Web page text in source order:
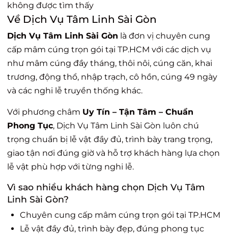
không được tìm thấy
Về Dịch Vụ Tâm Linh Sài Gòn
Dịch Vụ Tâm Linh Sài Gòn là đơn vị chuyên cung
cấp mâm cúng trọn gói tại TP.HCM với các dịch vụ
như mâm cúng đầy tháng, thôi nôi, cúng căn, khai
trương, động thổ, nhập trạch, cô hồn, cúng 49 ngày
và các nghi lễ truyền thống khác.
Với phương châm Uy Tín – Tận Tâm – Chuẩn
Phong Tục, Dịch Vụ Tâm Linh Sài Gòn luôn chú
trọng chuẩn bị lễ vật đầy đủ, trình bày trang trọng,
giao tận nơi đúng giờ và hỗ trợ khách hàng lựa chọn
lễ vật phù hợp với từng nghi lễ.
Vì sao nhiều khách hàng chọn Dịch Vụ Tâm
Linh Sài Gòn?
Chuyên cung cấp mâm cúng trọn gói tại TP.HCM
Lễ vật đầy đủ, trình bày đẹp, đúng phong tục